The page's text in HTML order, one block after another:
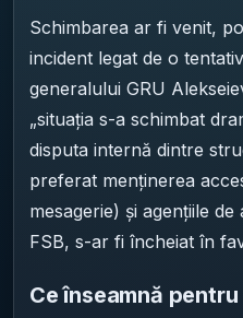
Schimbarea ar fi venit,
incident legat de o
generalului GRU
„situația s-a schimbat
disputa internă dintre
preferat menținerea
mesagerie) și agențiile
FSB, s-ar fi încheiat în
Ce înseamnă